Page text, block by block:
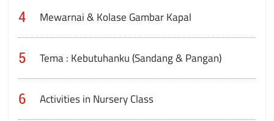
4 Mewarnai & Kolase Gambar Kapal
5 Tema : Kebutuhanku (Sandang & Pangan)
6 Activities in Nursery Class